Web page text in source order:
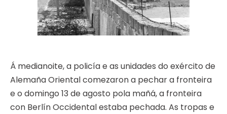
Á medianoite, a policía e as unidades do exército de
Alemaña Oriental comezaron a pechar a fronteira
e o domingo 13 de agosto pola mañá, a fronteira
con Berlín Occidental estaba pechada. As tropas e